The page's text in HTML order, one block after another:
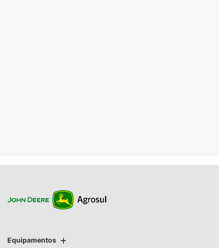
Equipamentos